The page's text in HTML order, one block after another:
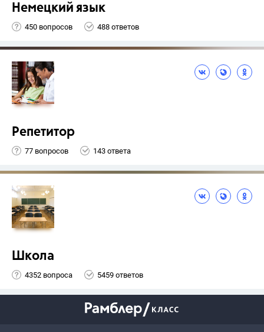
Немецкий язык
450 вопросов 488 ответов
Репетитор
77 вопросов 143 ответа
Школа
4352 вопроса 5459 ответов